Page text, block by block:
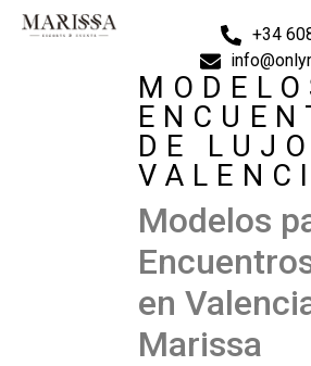
+34
DE
Modelos
en
Marissa